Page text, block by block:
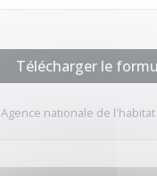
Télécharger le
Agence nationale de l'habitat